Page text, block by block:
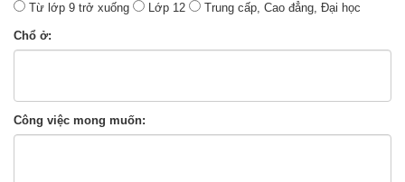
Từ lớp 9 trở xuống
Lớp 12 Trung cấp, Cao đẳng, Đại học
Chổ ở:
Công việc mong muốn: